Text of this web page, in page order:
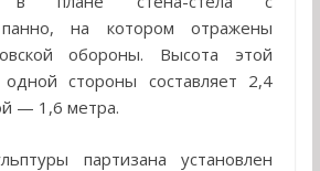
на котором отражены
обороны. Высота этой
стороны составляет 2,4
— 1,6 метра.
партизана установлен